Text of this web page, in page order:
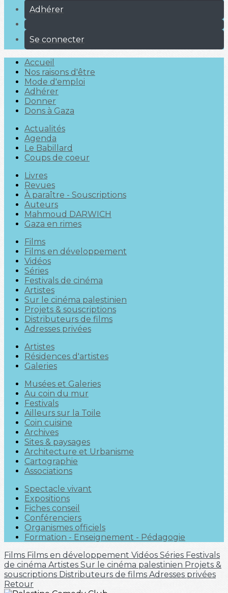
Adhérer
Se connecter
Accueil
Nos raisons d'être
Mode d'emploi
Adhérer
Donner
Dons à Gaza
Actualités
Agenda
Le Babillard
Coups de coeur
Livres
Revues
À paraître - Souscriptions
Auteurs
Mahmoud DARWICH
Gaza en rimes
Films
Films en développement
Vidéos
Séries
Festivals de cinéma
Artistes
Sur le cinéma palestinien
Projets & souscriptions
Distributeurs de films
Adresses privées
Artistes
Résidences d'artistes
Galeries
Musées et Galeries
Au coin du mur
Festivals
Ailleurs sur la Toile
Coin cuisine
Archives
Sites & paysages
Architecture et Urbanisme
Cartographie
Associations
Spectacle vivant
Expositions
Fiches conseil
Conférenciers
Organismes officiels
Formation - Enseignement - Pédagogie
Films Films en développement Vidéos Séries Festivals
de cinéma Artistes Sur le cinéma palestinien Projets &
souscriptions Distributeurs de films Adresses privées
Retour